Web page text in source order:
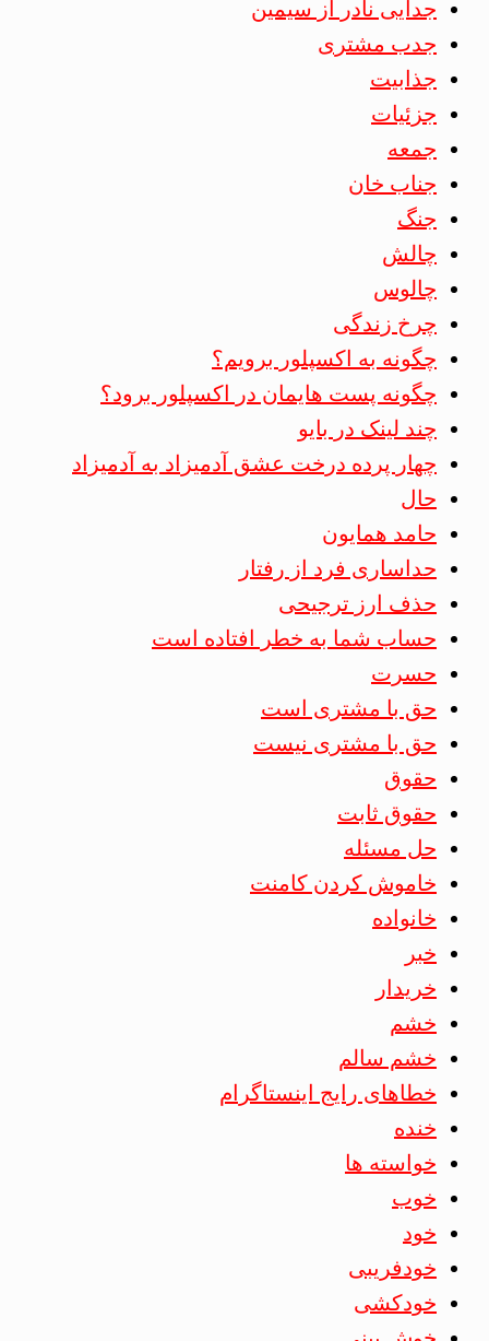
جدایی نادر از سیمین
جدب مشتری
جذابیت
جزئیات
جمعه
جناب خان
جنگ
چالش
چالوس
چرخ زندگی
چگونه به اکسپلور برویم؟
چگونه پست هایمان در اکسپلور برود؟
چند لینک در بایو
چهار پرده درخت عشق آدمیزاد به آدمیزاد
حال
حامد همایون
حداساری فرد از رفتار
حذف ارز ترجیحی
حساب شما به خطر افتاده است
حسرت
حق با مشتری است
حق با مشتری نیست
حقوق
حقوق ثابت
حل مسئله
خاموش کردن کامنت
خانواده
خبر
خریدار
خشم
خشم سالم
خطاهای رایج اینستاگرام
خنده
خواسته ها
خوب
خود
خودفریبی
خودکشی